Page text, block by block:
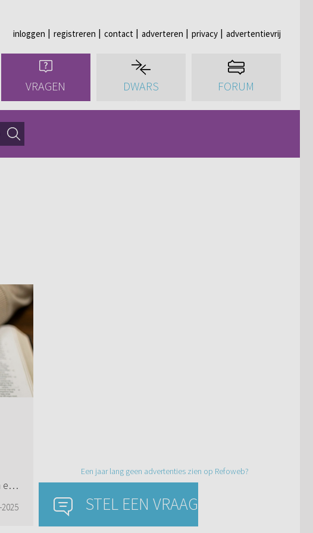
inloggen registreren contact adverteren privacy advertentievrij
VRAGEN DWARS FORUM
en
2025
Een jaar lang geen advertenties zien op Refoweb?
STEL EEN VRAAG